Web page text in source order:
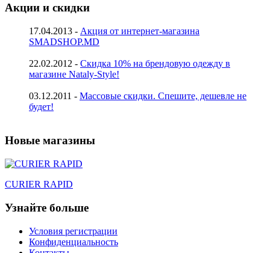
Акции и скидки
17.04.2013 - Акция от интернет-магазина
SMADSHOP.MD
22.02.2012 - Скидка 10% на брендовую одежду в
магазине Nataly-Style!
03.12.2011 - Массовые скидки. Спешите, дешевле не
будет!
Новые магазины
CURIER RAPID
Узнайте больше
Условия регистрации
Конфиденциальность